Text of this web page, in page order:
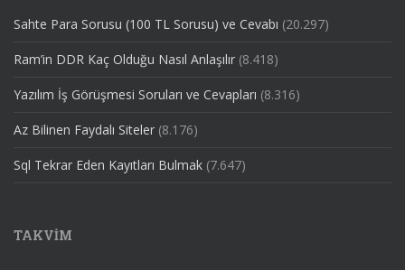
Sahte Para Sorusu (100 TL Sorusu) ve Cevabı (20.297)
Ram’in DDR Kaç Olduğu Nasıl Anlaşılır (8.418)
Yazılım İş Görüşmesi Soruları ve Cevapları (8.316)
Az Bilinen Faydalı Siteler (8.176)
Sql Tekrar Eden Kayıtları Bulmak (7.647)
TAKVIM